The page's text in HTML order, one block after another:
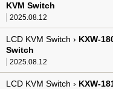
KVM Switch
2025.08.12
LCD KVM Switch › KXW-
Switch
2025.08.12
LCD KVM Switch › KXW-